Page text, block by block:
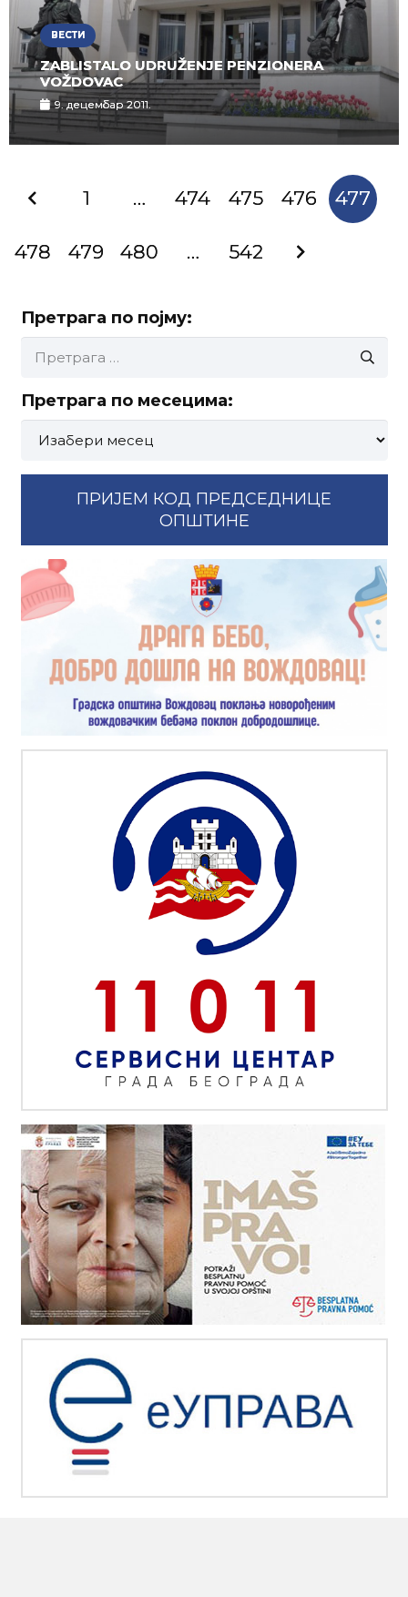
ВЕСТИ
ZABLISTALO UDRUŽENJE PENZIONERA
VOŽDOVAC
9. децембар 2011.
1 … 474 475 476 477
478 479 480 … 542
Претрага по појму:
за:
Претрага по месецима:
месецима:
ПРИЈЕМ КОД ПРЕДСЕДНИЦЕ
ОПШТИНЕ